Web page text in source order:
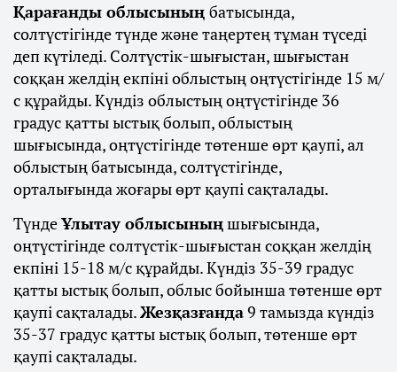
Қарағанды облысының батысында,
солтүстігінде түнде және таңертең тұман түседі
деп күтіледі. Солтүстік-шығыстан, шығыстан
соққан желдің екпіні облыстың оңтүстігінде 15 м/
с құрайды. Күндіз облыстың оңтүстігінде 36
градус қатты ыстық болып, облыстың
шығысында, оңтүстігінде төтенше өрт қаупі, ал
облыстың батысында, солтүстігінде,
орталығында жоғары өрт қаупі сақталады.
ТүндеҰлытау облысыныңшығысында,
оңтүстігінде солтүстік-шығыстан соққан желдің
екпіні 15-18 м/с құрайды. Күндіз 35-39 градус
қатты ыстық болып, облыс бойынша төтенше өрт
қаупі сақталады.Жезқазғанда9 тамызда күндіз
35-37 градус қатты ыстық болып, төтенше өрт
қаупі сақталады.